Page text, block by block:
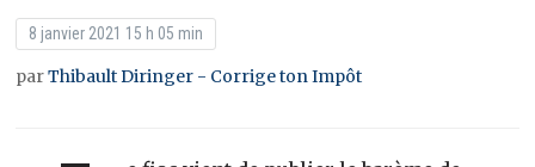
8 janvier 2021 15 h 05 min
parThibault Diringer - Corrige ton Impôt